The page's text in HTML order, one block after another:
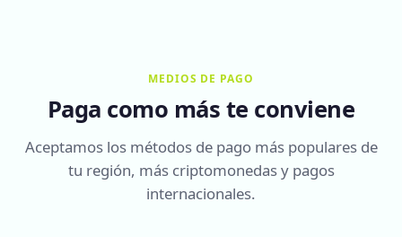
MEDIOS DE PAGO
Paga como más te conviene
Aceptamos los métodos de pago más populares de
tu región, más criptomonedas y pagos
internacionales.